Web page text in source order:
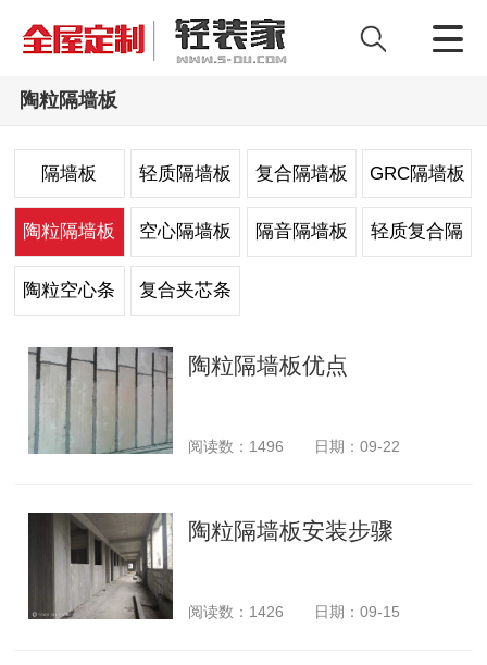
陶粒隔墙板
隔墙板 轻质隔墙板 复合隔墙板 GRC隔墙板
陶粒隔墙板 空心隔墙板 隔音隔墙板 轻质复合隔
陶粒空心条 复合夹芯条
陶粒隔墙板优点
阅读数： 1496 日期：09-22
陶粒隔墙板安装步骤
阅读数： 1426 日期：09-15